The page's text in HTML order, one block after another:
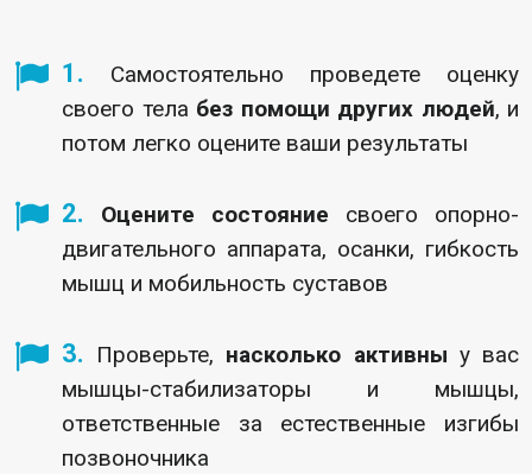
1. Самостоятельно проведете оценку
своего тела без помощи других людей, и
потом легко оцените ваши результаты
2. Оцените состояние своего опорно-
двигательного аппарата, осанки, гибкость
мышц и мобильность суставов
3. Проверьте, насколько активны у вас
мышцы-стабилизаторы и мышцы,
ответственные за естественные изгибы
позвоночника